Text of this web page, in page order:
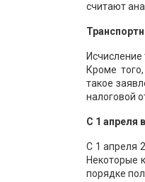
считают
Кроме
такое
налоговой
С 1 апреля
С 1 апреля
Некоторые
порядке